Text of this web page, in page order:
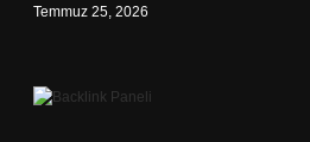
Temmuz 25, 2026